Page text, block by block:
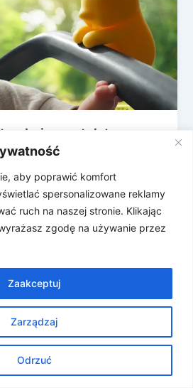
aby poprawić komfort
spersonalizowane reklamy
ruch na naszej stronie. Klikając
zgodę na używanie przez
Zarządzaj
Odrzuć
Zaakceptuj
wentylatora
że japońscy naukowcy
zmieni życie niemowląt na
pozwoli w końcu zrozumieć
Znosne Newsy | Obsługiwane przez
Astra WordPress